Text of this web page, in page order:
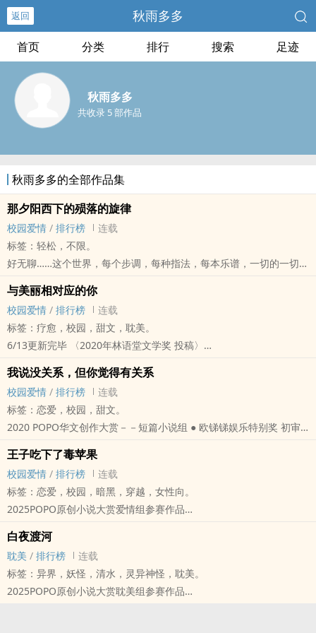
返回 秋雨多多
首页 分类 排行 搜索 足迹
秋雨多多
共收录 5 部作品
秋雨多多的全部作品集
那夕阳西下的殒落的旋律
校园爱情 / 排行榜
连载
标签：轻松，不限。
好无聊……这个世界，每个步调，每种指法，每本乐谱，一切的一切，
都是淡淡的咖啡色，那些花俏，缤纷的色彩，到底逃窜到哪里去了……
急促的、 手指飞快的在黑白键盘上来回了数次 ，最后，完美的弹奏出
最后一个音符，在手指停下那刹那，热烈的掌声随之而来，男孩缓缓
的起身，冷淡的看着眼前的场景，毫不留恋的走下舞台。​
在这个年纪，我在追求什么，爱情？课业？自由？
青春偷走了笑容，带走了好奇心，我就只是一个，被外在社会期待所
制成的外壳罢了……
冷淡、面无表情，看似称颖并才华洋溢的十七岁少年，李默。
不知何时
每一次的演奏，都成了想快点结束的梦靥。那琴声里虚假的感情，让
他听了心慌但却又无可奈何……​
乌黑的短发随风飞扬，被夕阳染上了淡淡的橙红。 她大大的杏眼里，
充满了自信与活力，她一如往常的将手放在琴键上，下一秒，便是动
人心魄的歌声和具有灵性的钢琴音色。​
刚在去年考到街头艺人执照的女孩，苏雨
一头俐落的短发，总是没有整齐的时候，那张白皙又带着些许红晕的
脸蛋上，是无忧无虑、信心十足的灿烂笑容。
时而温柔，时而成熟，时而孩子气，她是这样个性的一个女孩。
与美丽相对应的你
校园爱情 / 排行榜
连载
标签：疗愈，校园，甜文，‍耽‍‍‌美‎‌‎。
6/13更新完毕 〈2020年林语堂文学奖 投稿〉
若说潘岳是个人见人爱，花见花开的高中校园人气王，那张晏便是完
全与他相反的存在了。为了比潘岳还要受欢迎，张晏光明正大的学起
他的一举一动，但却只是遭人唾弃，甚至被旁人讨厌。
「你又被嘲笑了对吧？」在某节下课，潘悦私下跑去隔壁班找张晏，
两人一同约在了「老地方」见面。
张晏一点也不想看到潘悦，他偏过头，冷冷地回道：「不关你的事，
反正你也是在心里瞧不起我吧！大明星赶紧滚回去，免得被别人看到
又要说我个不是。」
张晏冷笑着，他的声音有些细微，却又带着点颤抖，「真亏你说的出
口，这是隐喻讽刺法？」
可是，身处人群之中的潘岳，却独独在意着那从小和自己玩在一块的
张晏，曾经的友好到现在的决裂，这当中到底发生了什么呢？
我说没关系，但你觉得有关系
校园爱情 / 排行榜
连载
标签：恋爱，校园，甜文。
2020 ‌P‌‌O‍‌‎P‌O‌‎华文创作大赏－－短篇小说组 ● 欧锑锑娱乐特别奖 初审
俗话说，有梦最美，但考虑到现实层面，能将梦想化作未来金钱与粮
食的人，又有几个呢？
然而，升上大学的她，明明已下定决心，要将说不出口的梦想永远埋
藏于心底了，但那如阳光般温暖漂亮的大男孩，却在那年紧紧握住她
的双手，硬是将她带到看似遥不可及的世界。
由于家里在十年前经商失败，小小年纪的丘梓安被迫在一夕间长大，
扛起家中部份的经济责任。上了大学，为了缴学费和房租，她每天在
打工和课业间忙得焦头烂额，对于未来也渐渐产生迷惘和疲倦。
王子吃下了毒苹果
校园爱情 / 排行榜
连载
标签：恋爱，校园，暗黑，穿越，女性向。
2025‌P‌‌O‍‌‎P‌O‌‎原创小说大赏爱情组参赛作品
在他擡起头的那刹那，他敏锐的捕捉到有一道异样的目光，
那目光就如同蜘蛛丝般黏腻的、紧紧的缠绕着他，令人感到窒息。
以童话的梦境为线索，少女该如何找出凶手，拯救最爱的那个他？
她从未想过，自己有一天，竟然会被牵扯进以童话为主题的连环杀人
案。
白夜渡河
‍耽‍‍‌美‎‌‎ / 排行榜
连载
标签：异界，妖怪，清水，灵异神怪，‍耽‍‍‌美‎‌‎。
2025‌P‌‌O‍‌‎P‌O‌‎原创小说大赏‍耽‍‍‌美‎‌‎组参赛作品